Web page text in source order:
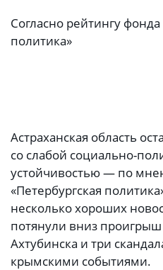
Согласно рейтингу фонда
политика»
Астраханская область
со слабой социально-
устойчивостью — по
«Петербургская
несколько хороших
потянули вниз
Ахтубинска и три
крымскими событиями.